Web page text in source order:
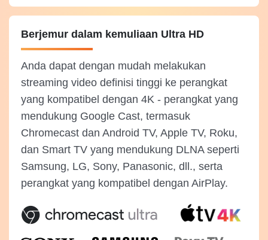
Berjemur dalam kemuliaan Ultra HD
Anda dapat dengan mudah melakukan
streaming video definisi tinggi ke perangkat
yang kompatibel dengan 4K - perangkat yang
mendukung Google Cast, termasuk
Chromecast dan Android TV, Apple TV, Roku,
dan Smart TV yang mendukung DLNA seperti
Samsung, LG, Sony, Panasonic, dll., serta
perangkat yang kompatibel dengan AirPlay.